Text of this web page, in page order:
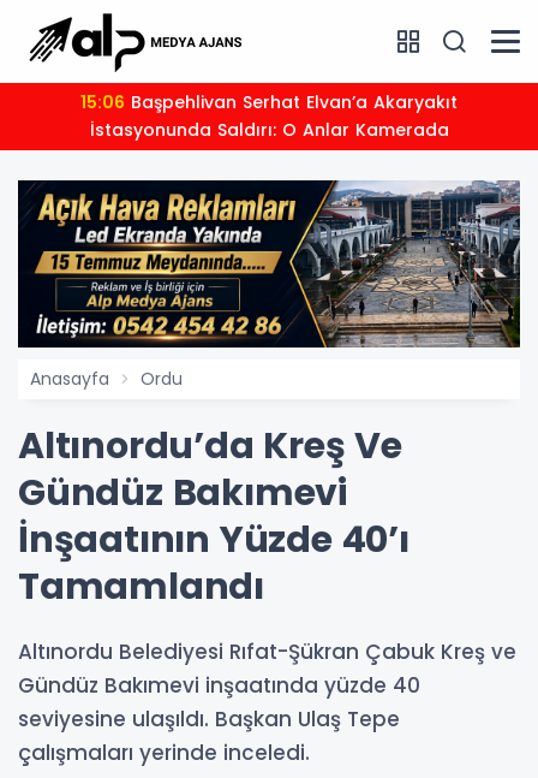
15:06
İstasyonunda Saldırı: O Anlar Kamerada
Anasayfa Ordu
Altınordu’da Kreş Ve
Gündüz Bakımevi
İnşaatının Yüzde 40’ı
Tamamlandı
Altınordu Belediyesi Rıfat-Şükran Çabuk Kreş ve
Gündüz Bakımevi inşaatında yüzde 40
seviyesine ulaşıldı. Başkan Ulaş Tepe
çalışmaları yerinde inceledi.